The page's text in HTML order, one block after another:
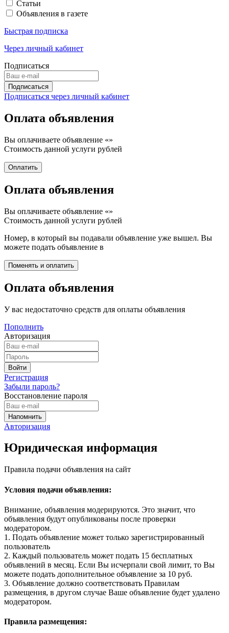
Статьи
Объявления в газете
Быстрая подписка
Через личный кабинет
Подписаться
Подписаться через личный кабинет
Оплата объявления
Вы оплачиваете объявление «»
Стоимость данной услуги рублей
Оплата объявления
Вы оплачиваете объявление «»
Стоимость данной услуги рублей
Номер, в который вы подавали объявление уже вышел. Вы
можете подать объявление в
Оплата объявления
У вас недостаточно средств для оплаты объявления
Пополнить
Авторизация
Регистрация
Забыли пароль?
Восстановление пароля
Авторизация
Юридическая информация
Правила подачи объявления на сайт
Условия подачи объявления:
Внимание, объявления модерируются. Это значит, что
объявления будут опубликованы после проверки
модератором.
1. Подать объявление может только зарегистрированный
пользователь
2. Каждый пользователь может подать 15 бесплатных
объявлений в месяц. Если Вы исчерпали свой лимит, то Вы
можете подать дополнительное объявление за 10 руб.
3. Объявление должно соответствовать Правилам
размещения, в другом случае Ваше объявление будет удалено
модератором.
Правила размещения: